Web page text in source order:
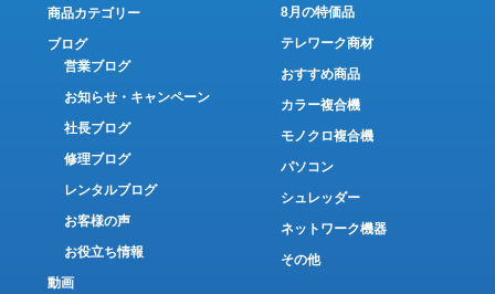
商品カテゴリー
ブログ
営業ブログ
お知らせ・キャンペーン
社長ブログ
修理ブログ
レンタルブログ
お客様の声
お役立ち情報
動画
8月の特価品
テレワーク商材
おすすめ商品
カラー複合機
モノクロ複合機
パソコン
シュレッダー
ネットワーク機器
その他